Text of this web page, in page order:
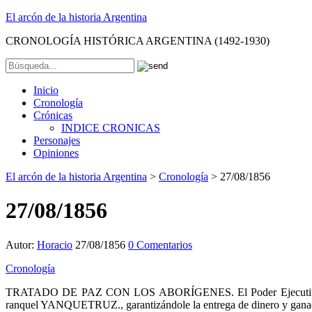
El arcón de la historia Argentina
CRONOLOGÍA HISTÓRICA ARGENTINA (1492-1930)
Inicio
Cronología
Crónicas
INDICE CRONICAS
Personajes
Opiniones
El arcón de la historia Argentina > Cronología > 27/08/1856
27/08/1856
Autor: Horacio 27/08/1856 0 Comentarios
Cronología
TRATADO DE PAZ CON LOS ABORÍGENES. El Poder
ranquel YANQUETRUZ., garantizándole la entrega de dinero y